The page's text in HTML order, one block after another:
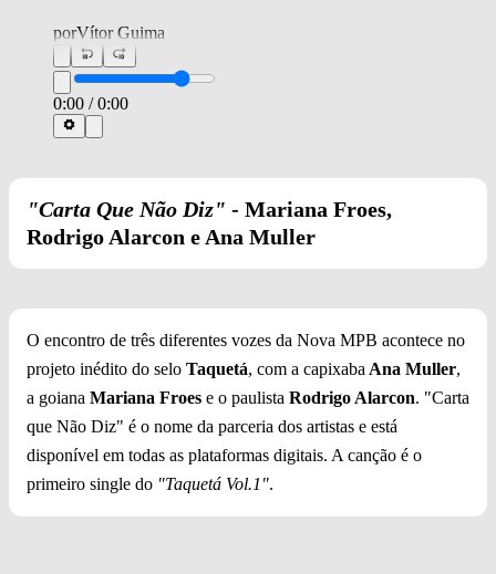
porVítor Guima
0:00 /0:00
"Carta Que Não Diz" - Mariana Froes,
Rodrigo Alarcon e Ana Muller
O encontro de três diferentes vozes da Nova MPB acontece no
projeto inédito do selo Taquetá, com a capixabaAna Muller,
a goiana Mariana Froes e o paulista Rodrigo Alarcon. "Carta
que Não Diz" é o nome da parceria dos artistas e está
disponível em todas as plataformas digitais. A canção é o
primeiro single do "Taquetá Vol.1".